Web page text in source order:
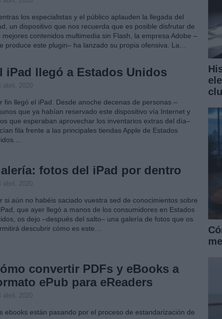
los especialistas y el público aplauden la llegada del
un dispositivo que nos recuerda que es posible disfrutar de
mejores contenidos multimedia sin Flash, la empresa Adobe –
produce este plugin– ha lanzado su propia ofensiva. La…
iPad llegó a Estados Unidos
abril, 2020
fin llegó el iPad. Desde anoche decenas de personas –
que ya habían reservado este dispositivo vía Internet y
que esperaban aprovechar los inventarios extras del día–
fila frente a las principales tiendas Apple de Estados
fotos del iPad por dentro
abril, 2020
si aún no habéis saciado vuestra sed de conocimientos sobre
que ayer llegó a manos de los consumidores en Estados
os dejo –después del salto– una galería de fotos que os
descubrir cómo es este…
convertir PDFs y eBooks a
ePub para eReaders
abril, 2020
ebooks están pasando por el proceso de estandarización de